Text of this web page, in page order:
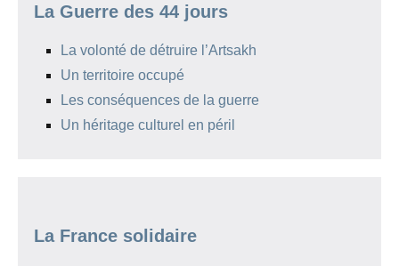
La Guerre des 44 jours
La volonté de détruire l’Artsakh
Un territoire occupé
Les conséquences de la guerre
Un héritage culturel en péril
La France solidaire